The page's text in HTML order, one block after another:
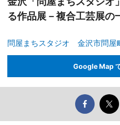
る作品展－複合工芸展の
問屋まちスタジオ 金沢市問屋
Google Map